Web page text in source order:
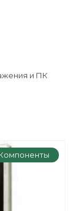
и ПК